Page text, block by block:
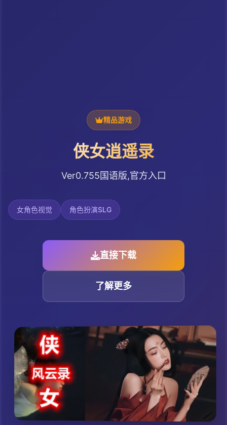
精品游戏
侠女逍遥录
Ver0.755国语版,官方入口
女角色视觉 角色扮演SLG
直接下载
了解更多